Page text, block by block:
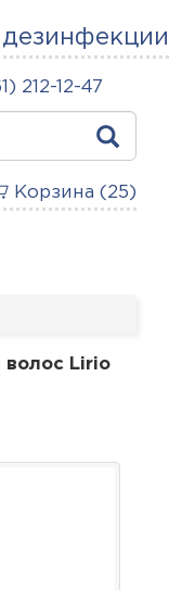
212-12-47
Корзина ( 25 )
волос Lirio